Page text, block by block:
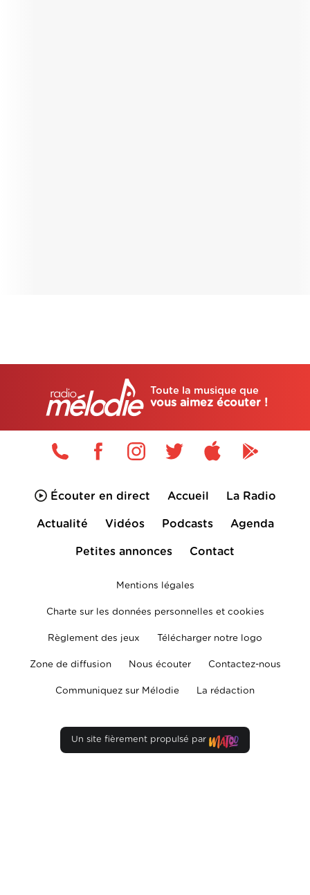
Toute la musique que
vous aimez écouter !
Écouter en direct Accueil La Radio
Actualité Vidéos Podcasts Agenda
Petites annonces Contact
Mentions légales
Charte sur les données personnelles et cookies
Règlement des jeux Télécharger notre logo
Zone de diffusion Nous écouter Contactez-nous
Communiquez sur Mélodie La rédaction
Un site fièrement propulsé par